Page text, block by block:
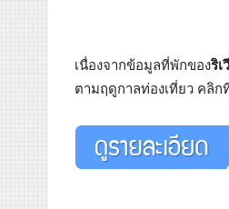
เนื่องจากข้อมูลที่พักของริเ
ตามฤดูกาลท่องเที่ยว คลิ